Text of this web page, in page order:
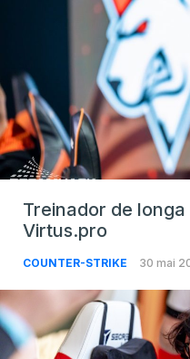
Treinador de
Virtus.pro
COUNTER-STRIKE 30 mai